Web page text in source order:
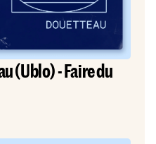
(Ublo) - Faire du